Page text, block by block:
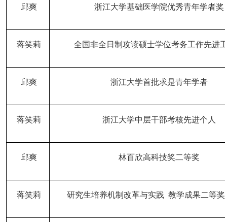
邱爽 浙江大学基础医学院优秀青年学者奖
蒋笑莉 全国非全日制攻读硕士学位考务工作先进
邱爽 浙江大学首批求是青年学者
蒋笑莉 浙江大学中层干部考核先进个人
邱爽 林百欣高科技奖二等奖
蒋笑莉 研究生培养机制改革与实践 教学成果二等奖